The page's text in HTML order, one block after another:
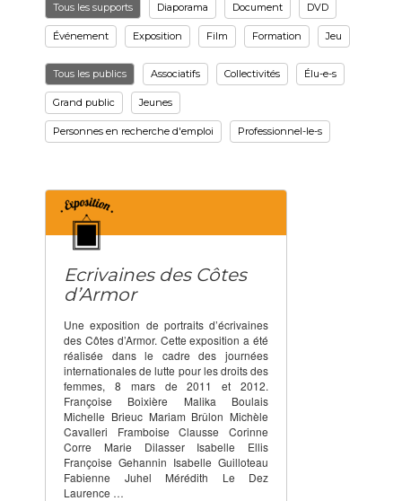
Tous les supports Diaporama Document DVD
Événement Exposition Film Formation Jeu
Tous les publics Associatifs Collectivités Élu-e-s
Grand public Jeunes
Personnes en recherche d'emploi Professionnel-le-s
Ecrivaines des Côtes
d’Armor
Une exposition de portraits d’écrivaines
des Côtes d’Armor. Cette exposition a été
réalisée dans le cadre des journées
internationales de lutte pour les droits des
femmes, 8 mars de 2011 et 2012.
Françoise Boixière Malika Boulais
Michelle Brieuc Mariam Brûlon Michèle
Cavalleri Framboise Clausse Corinne
Corre Marie Dilasser Isabelle Ellis
Françoise Gehannin Isabelle Guilloteau
Fabienne Juhel Mérédith Le Dez
Laurence …